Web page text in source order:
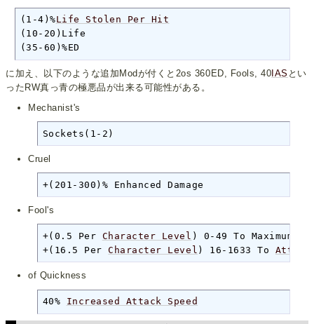
(1-4)%Life Stolen Per Hit
(10-20)Life
(35-60)%ED
に加え、以下のような追加Modが付くと2os 360ED, Fools, 40 IAS とい
ったRW真っ青の極悪品が出来る可能性がある。
Mechanist's
Sockets(1-2)
Cruel
+(201-300)% Enhanced Damage
Fool's
+(0.5 Per Character Level ) 0-49 To Maximum
+(16.5 Per Character Level ) 16-1633 To Attack
of Quickness
40% Increased Attack Speed